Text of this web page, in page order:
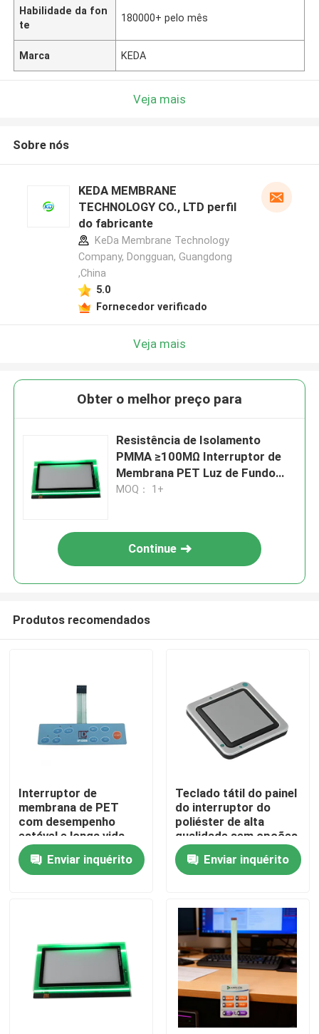
Casa
Produtos
Quem Somos
Habilidade da fon
te
180000+ pelo mês
Marca KEDA
Veja mais
Sobre nós
KEDA MEMBRANE
TECHNOLOGY CO., LTD perfil
do fabricante
KeDa Membrane Technology
Company, Dongguan, Guangdong
,China
5.0
Fornecedor verificado
Veja mais
Obter o melhor preço para
Resistência de Isolamento
PMMA ≥100MΩ Interruptor de
Membrana PET Luz de Fundo
LGF para Desempenho
MOQ： 1+
Continue
Produtos recomendados
Interruptor de
membrana de PET
com desempenho
estável e longa vida
útil para várias
indústrias e
temperatura
Enviar inquérito
Teclado tátil do painel
do interruptor do
poliéster de alta
qualidade sem opções
da luz de fundo e da
luz de fundo do diodo
emissor de luz
Enviar inquérito